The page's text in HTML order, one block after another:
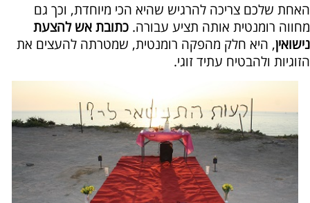
האחת שלכם צריכה להרגיש שהיא הכי מיוחדת, וכך גם
מחווה רומנטית אותה תציע עבורה. כתובת אש להצעת
נישואין, היא חלק מהפקה רומנטית, שמטרתה להעצים את
הזוגיות ולהבטיח עתיד זוגי.